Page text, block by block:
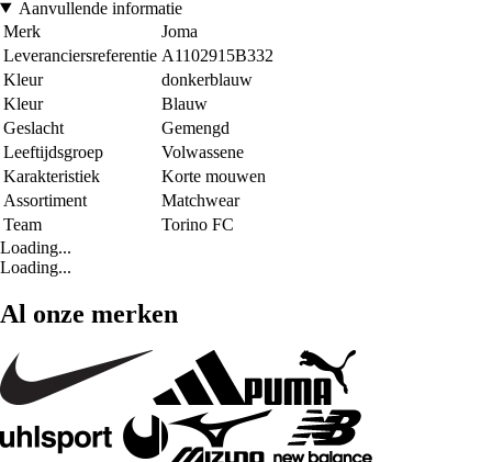
Aanvullende informatie
Merk
Joma
Leveranciersreferentie A1102915B332
Kleur
donkerblauw
Kleur
Blauw
Geslacht
Gemengd
Leeftijdsgroep
Volwassene
Karakteristiek
Korte mouwen
Assortiment
Matchwear
Team
Torino FC
Loading...
Loading...
Al onze merken